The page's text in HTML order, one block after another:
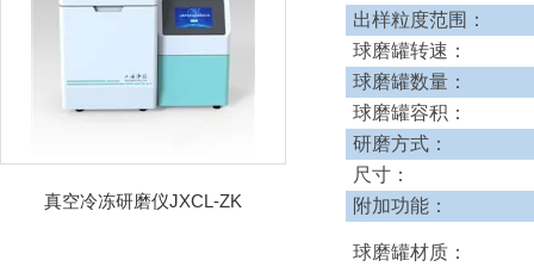
真空冷冻研磨仪JXCL-ZK
出样粒度范围：
球磨罐转速：
球磨罐数量：
球磨罐容积：
研磨方式：
尺寸：
附加功能：
球磨罐材质：